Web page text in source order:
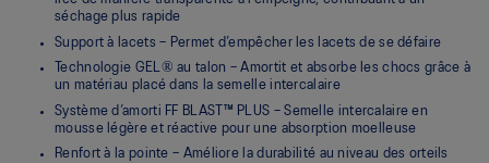
séchage plus rapide
Support à lacets – Permet d’empêcher les lacets de se défaire
Technologie GEL® au talon – Amortit et absorbe les chocs grâce à
un matériau placé dans la semelle intercalaire
Système d’amorti FF BLAST™ PLUS – Semelle intercalaire en
mousse légère et réactive pour une absorption moelleuse
Renfort à la pointe – Améliore la durabilité au niveau des orteils